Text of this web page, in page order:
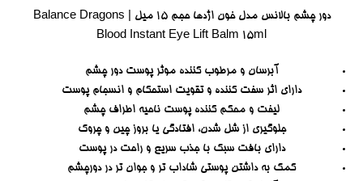
دور چشم بالانس مدل خون اژدها حجم ۱۵ میل | Balance Dragons
Blood Instant Eye Lift Balm 15ml
آبرسان و مرطوب کننده موثر پوست دور چشم
دارای اثر سفت کننده و تقویت استحکام و انسجام پوست
لیفت و محکم کننده پوست ناحیه اطراف چشم
جلوگیری از شل شدن، افتادگی یا بروز چین و چروک
دارای بافت سبک با جذب سریع و راحت در پوست
کمک به داشتن پوستی شاداب تر و جوان تر در دورچشم